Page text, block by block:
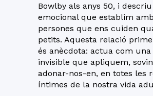
Bowlby als anys 50, i
emocional que establim
persones que ens cuiden
petits. Aquesta relació
és anècdota: actua com
invisible que apliquem,
adonar-nos-en, en totes les
íntimes de la nostra vida